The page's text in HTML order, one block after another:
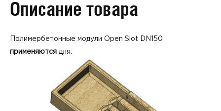
Описание товара
Полимербетонные модули Open Slot DN150
применяются для: